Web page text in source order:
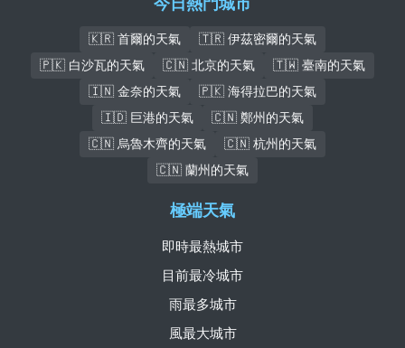
🇰🇷 首爾的天氣
🇹🇷 伊茲密爾的天氣
🇵🇰 白沙瓦的天氣
🇨🇳 北京的天氣
🇹🇼 臺南的天氣
🇮🇳 金奈的天氣
🇵🇰 海得拉巴的天氣
🇮🇩 巨港的天氣
🇨🇳 鄭州的天氣
🇨🇳 烏魯木齊的天氣
🇨🇳 杭州的天氣
🇨🇳 蘭州的天氣
極端天氣
即時最熱城市
目前最冷城市
雨最多城市
風最大城市